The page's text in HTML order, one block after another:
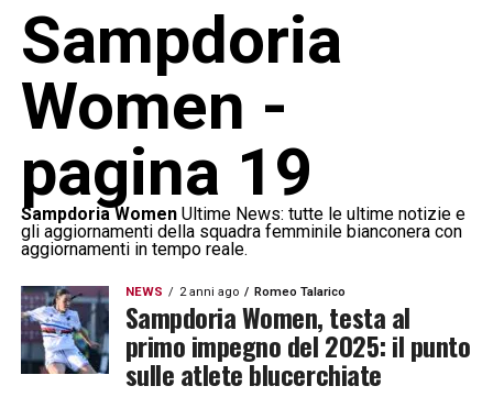
Sampdoria
Women -
pagina 19
Sampdoria WomenUltime News: tutte le ultime notizie e
gli aggiornamenti della squadra femminile bianconera con
aggiornamenti in tempo reale.
NEWS 2 anni ago Romeo Talarico
Sampdoria Women, testa al
primo impegno del 2025: il punto
sulle atlete blucerchiate